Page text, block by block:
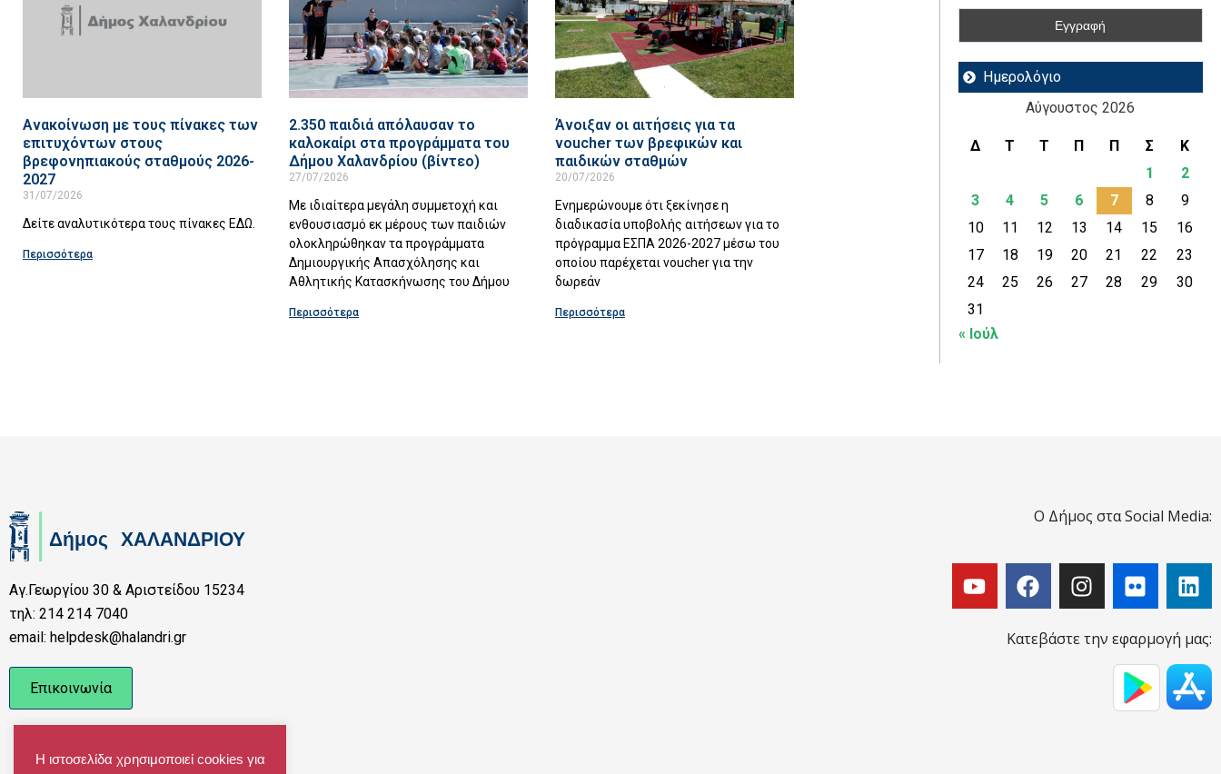
Ανακοίνωση με τους πίνακες των
επιτυχόντων στους
βρεφονηπιακούς σταθμούς 2026-
2027
31/07/2026
Δείτε αναλυτικότερα τους πίνακες ΕΔΩ.
Περισσότερα
2.350 παιδιά απόλαυσαν το
καλοκαίρι στα προγράμματα του
Δήμου Χαλανδρίου (βίντεο)
27/07/2026
Με ιδιαίτερα μεγάλη συμμετοχή και
ενθουσιασμό εκ μέρους των παιδιών
ολοκληρώθηκαν τα προγράμματα
Δημιουργικής Απασχόλησης και
Αθλητικής Κατασκήνωσης του Δήμου
Περισσότερα
Άνοιξαν οι αιτήσεις για τα
voucher των βρεφικών και
παιδικών σταθμών
20/07/2026
Eνημερώνουμε ότι ξεκίνησε η
διαδικασία υποβολής αιτήσεων για το
πρόγραμμα ΕΣΠΑ 2026-2027 μέσω του
οποίου παρέχεται voucher για την
δωρεάν
Περισσότερα
Ημερολόγιο
Αύγουστος 2026
Δ Τ Τ Π Π Σ
Κ
1
2
3
4 5 6 7 8
9
10
11 12 13 14 15
16
17
18 19 20 21 22
23
24
25 26 27 28 29
30
31
« Ιούλ
Αγ.Γεωργίου 30 & Αριστείδου 15234
τηλ: 214 214 7040
email: helpdesk@halandri.gr
Επικοινωνία
Ο Δήμος στα Social Media:
Κατεβάστε την εφαρμογή μας:
Η ιστοσελίδα χρησιμοποιεί cookies για